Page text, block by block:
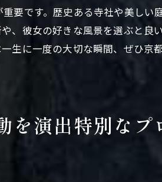
瞬間を演出する京都府の魅力
の成功秘訣京都府での感動的な
ーズ成功のための準備と計画
を呼ぶ京都府でのプロポーズ手法
ーズを最高にするための工夫
でのプロポーズを成功に導く準備
要です。歴史ある寺社や美し
、彼女の好きな風景を選ぶと
生に一度の大切な瞬間、ぜひ
を演出特別なプ